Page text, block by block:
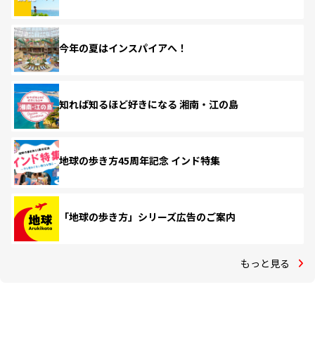
今年の夏はインスパイアへ！
知れば知るほど好きになる 湘南・江の島
地球の歩き方45周年記念 インド特集
「地球の歩き方」シリーズ広告のご案内
もっと見る